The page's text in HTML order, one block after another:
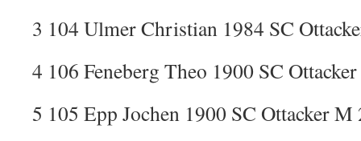
3 104 Ulmer Christian 1984 SC
4 106 Feneberg Theo 1900 SC
5 105 Epp Jochen 1900 SC Ottacker